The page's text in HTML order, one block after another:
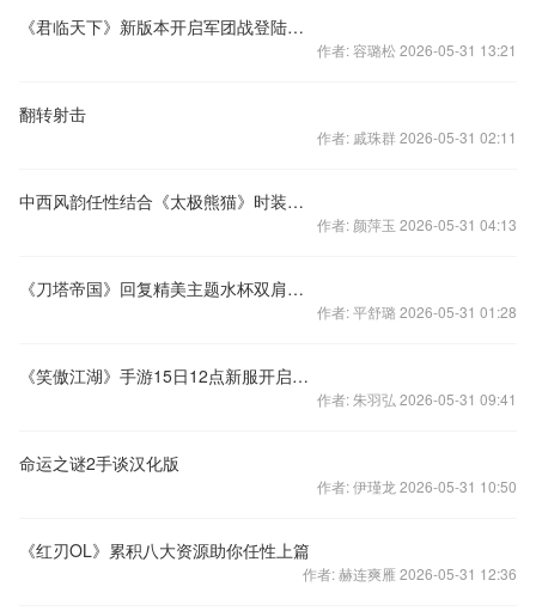
《君临天下》新版本开启军团战登陆全球服
作者: 容璐松 2026-05-31 13:21
翻转射击
作者: 戚珠群 2026-05-31 02:11
中西风韵任性结合《太极熊猫》时装原画
作者: 颜萍玉 2026-05-31 04:13
《刀塔帝国》回复精美主题水杯双肩背等你来拿
作者: 平舒璐 2026-05-31 01:28
《笑傲江湖》手游15日12点新服开启公告
作者: 朱羽弘 2026-05-31 09:41
命运之谜2手谈汉化版
作者: 伊瑾龙 2026-05-31 10:50
《红刃OL》累积八大资源助你任性上篇
作者: 赫连爽雁 2026-05-31 12:36